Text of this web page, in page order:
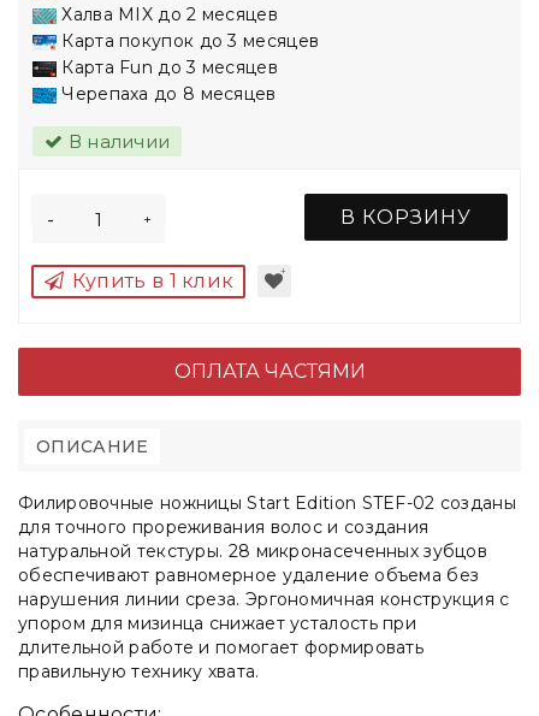
Халва MIX до 2 месяцев
Карта покупок до 3 месяцев
Карта Fun до 3 месяцев
Черепаха до 8 месяцев
В наличии
+
- В КОРЗИНУ
Купить в 1 клик
ОПЛАТА ЧАСТЯМИ
ОПИСАНИЕ
Филировочные ножницы Start Edition STEF-02 созданы
для точного прореживания волос и создания
натуральной текстуры. 28 микронасеченных зубцов
обеспечивают равномерное удаление объема без
нарушения линии среза. Эргономичная конструкция с
упором для мизинца снижает усталость при
длительной работе и помогает формировать
правильную технику хвата.